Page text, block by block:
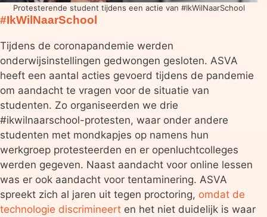
Protesterende student tijdens een actie van #IkWilNaarSchool
#IkWilNaarSchool
Tijdens de coronapandemie werden
onderwijsinstellingen gedwongen gesloten. ASVA
heeft een aantal acties gevoerd tijdens de pandemie
om aandacht te vragen voor de situatie van
studenten. Zo organiseerden we drie
#ikwilnaarschool-protesten, waar onder andere
studenten met mondkapjes op namens hun
werkgroep protesteerden en er openluchtcolleges
werden gegeven. Naast aandacht voor online lessen
was er ook aandacht voor tentaminering. ASVA
spreekt zich al jaren uit tegen proctoring, omdat de
technologie discrimineert en het niet duidelijk is waar